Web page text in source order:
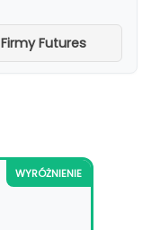
Firmy Futures
WYRÓŻNIENIE